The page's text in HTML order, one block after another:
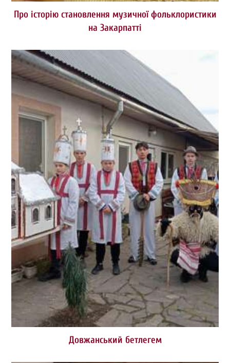
Про історію становлення музичної фольклористики
на Закарпатті
Довжанський бетлегем